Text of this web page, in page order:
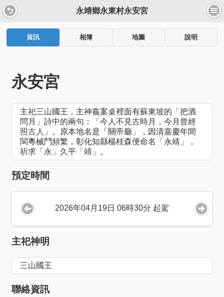
永靖鄉永東村永安宮
資訊 相簿 地圖 說明
永安宮
主祀三山國王，主神龕案桌裡面有蘇東坡的「把酒
問月」詩中的兩句：「今人不見古時月，今月曾經
照古人」。原本地名是「關帝廳」，因清嘉慶年間
閩粵械鬥頻繁，彰化知縣楊桂森便命名「永靖」，
祈求「永」久平「靖」。
預定時間
2026年04月19日 06時30分 起駕
主祀神明
三山國王
聯絡資訊